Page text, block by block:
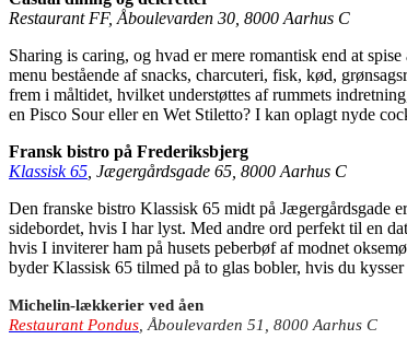
Restaurant FF, Åboulevarden 30, 8000 Aarhus C
Sharing is caring, og hvad er mere romantisk end at
menu bestående af snacks, charcuteri, fisk, kød,
frem i måltidet, hvilket understøttes af rummets
en Pisco Sour eller en Wet Stiletto? I kan oplagt nyde
Fransk bistro på Frederiksbjerg
Klassisk 65, Jægergårdsgade 65, 8000 Aarhus C
Den franske bistro Klassisk 65 midt på Jægergårdsgade
sidebordet, hvis I har lyst. Med andre ord perfekt til en
hvis I inviterer ham på husets peberbøf af modnet
byder Klassisk 65 tilmed på to glas bobler, hvis du
Michelin-lækkerier ved åen
Restaurant Pondus, Åboulevarden 51, 8000 Aarhus C